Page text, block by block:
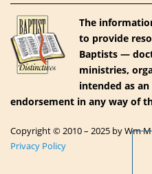
The
to provide
Baptists —
ministries,
intended as
endorsement in any way of
Copyright © 2010 – 2025 by Wm
Privacy Policy